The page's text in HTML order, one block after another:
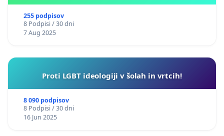
255 podpisov
8 Podpisi / 30 dni
7 Aug 2025
Proti LGBT ideologiji v šolah in vrtcih!
8 090 podpisov
8 Podpisi / 30 dni
16 Jun 2025